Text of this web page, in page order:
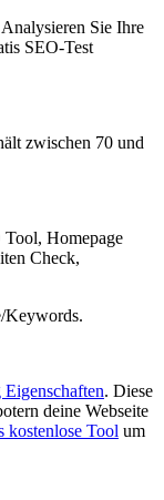
Sie Ihre
SEO-Test
zwischen 70 und
Tool, Homepage
Check,
Keywords.
Eigenschaften. Diese
deine Webseite
kostenlose Tool um